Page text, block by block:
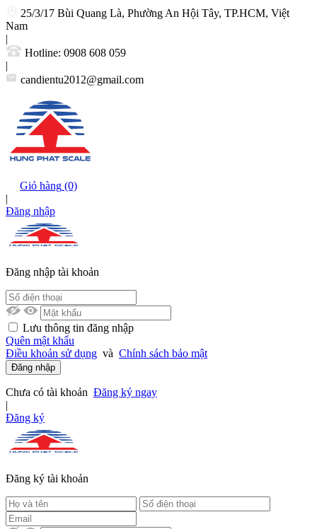
25/3/17 Bùi Quang Là, Phường An Hội Tây, TP.HCM, Việt
Nam
|
Hotline: 0908 608 059
|
candientu2012@gmail.com
Giỏ hàng (0)
|
Đăng nhập
Đăng nhập tài khoản
Lưu thông tin đăng nhập
Quên mật khẩu
Điều khoản sử dụng và Chính sách bảo mật
Đăng nhập
Chưa có tài khoản Đăng ký ngay
|
Đăng ký
Đăng ký tài khoản